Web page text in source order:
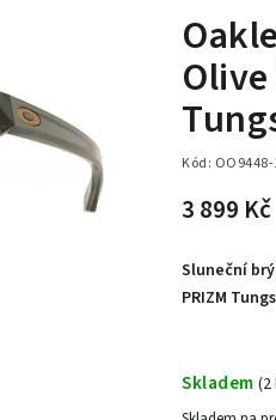
Kód:
3 899 Kč
Sluneční
PRIZM
Skladem (2